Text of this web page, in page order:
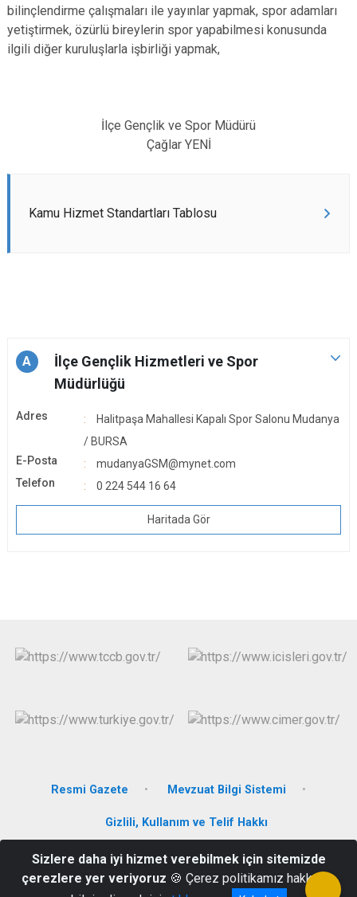
bilinçlendirme çalışmaları ile yayınlar yapmak, spor adamları
yetiştirmek, özürlü bireylerin spor yapabilmesi konusunda
ilgili diğer kuruluşlarla işbirliği yapmak,
İlçe Gençlik ve Spor Müdürü
Çağlar YENİ
Kamu Hizmet Standartları Tablosu
A
İlçe Gençlik Hizmetleri ve Spor
Müdürlüğü
Adres
Halitpaşa Mahallesi Kapalı Spor Salonu Mudanya
/ BURSA
E-Posta
mudanyaGSM@mynet.com
Telefon
0 224 544 16 64
Haritada Gör
Resmi Gazete Mevzuat Bilgi Sistemi
Gizlili, Kullanım ve Telif Hakkı
Mütareke Mahallesi 12 Eylül Caddesi No:29/2 Mudanya - BURSA
0224 544 1001
Sizlere daha iyi hizmet verebilmek için sitemizde
çerezlere yer veriyoruz 🍪 Çerez politikamız hakkında